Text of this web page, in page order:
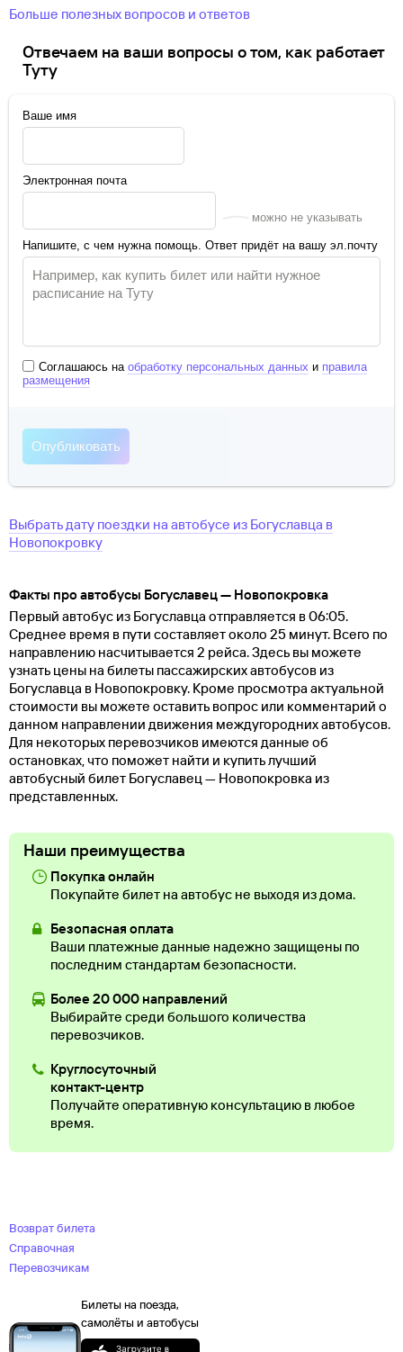
Больше полезных вопросов и ответов
Отвечаем на ваши вопросы о том, как работает
Туту
Ваше имя
Электронная почта
можно не указывать
Напишите, с чем нужна помощь. Ответ придёт на вашу эл.почту
Соглашаюсь на обработку персональных данных и правила
размещения
Выбрать дату поездки на автобусе из Богуславца в
Новопокровку
Факты про автобусы Богуславец — Новопокровка
Первый автобус из Богуславца отправляется в 06:05.
Среднее время в пути составляет около 25 минут. Всего по
направлению насчитывается 2 рейса. Здесь вы можете
узнать цены на билеты пассажирских автобусов из
Богуславца в Новопокровку. Кроме просмотра актуальной
стоимости вы можете оставить вопрос или комментарий о
данном направлении движения междугородних автобусов.
Для некоторых перевозчиков имеются данные об
остановках, что поможет найти и купить лучший
автобусный билет Богуславец — Новопокровка из
представленных.
Наши преимущества
Покупка онлайн
Покупайте билет на автобус не выходя из дома.
Безопасная оплата
Ваши платежные данные надежно защищены по
последним стандартам безопасности.
Более 20 000 направлений
Выбирайте среди большого количества
перевозчиков.
Круглосуточный
контакт-центр
Получайте оперативную консультацию в любое
время.
Возврат билета
Справочная
Перевозчикам
Билеты на поезда,
самолёты и автобусы